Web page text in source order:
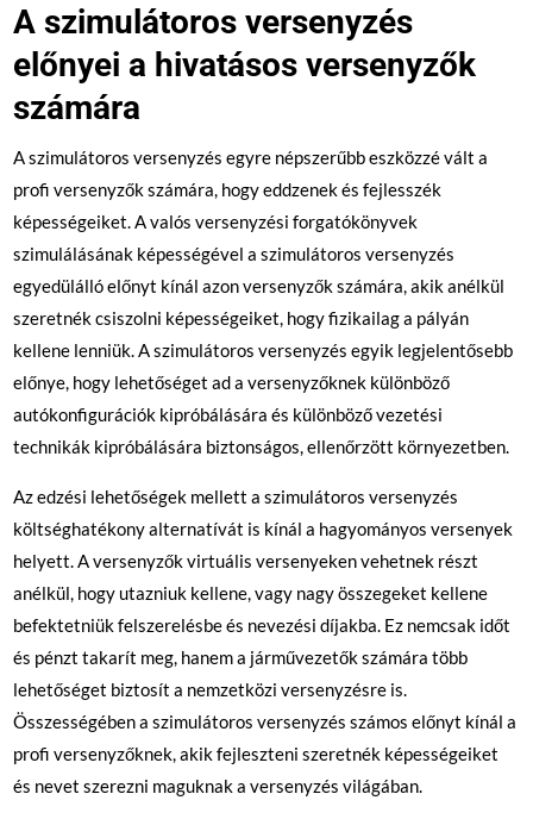
A szimulátoros versenyzés
előnyei a hivatásos versenyzők
számára
A szimulátoros versenyzés egyre népszerűbb eszközzé vált a
profi versenyzők számára, hogy eddzenek és fejlesszék
képességeiket. A valós versenyzési forgatókönyvek
szimulálásának képességével a szimulátoros versenyzés
egyedülálló előnyt kínál azon versenyzők számára, akik anélkül
szeretnék csiszolni képességeiket, hogy fizikailag a pályán
kellene lenniük. A szimulátoros versenyzés egyik legjelentősebb
előnye, hogy lehetőséget ad a versenyzőknek különböző
autókonfigurációk kipróbálására és különböző vezetési
technikák kipróbálására biztonságos, ellenőrzött környezetben.
Az edzési lehetőségek mellett a szimulátoros versenyzés
költséghatékony alternatívát is kínál a hagyományos versenyek
helyett. A versenyzők virtuális versenyeken vehetnek részt
anélkül, hogy utazniuk kellene, vagy nagy összegeket kellene
befektetniük felszerelésbe és nevezési díjakba. Ez nemcsak időt
és pénzt takarít meg, hanem a járművezetők számára több
lehetőséget biztosít a nemzetközi versenyzésre is.
Összességében a szimulátoros versenyzés számos előnyt kínál a
profi versenyzőknek, akik fejleszteni szeretnék képességeiket
és nevet szerezni maguknak a versenyzés világában.